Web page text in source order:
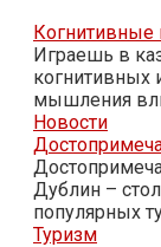
Когнитивные
Играешь в
когнитивных
мышления
Новости
Дублин –
популярных
Туризм